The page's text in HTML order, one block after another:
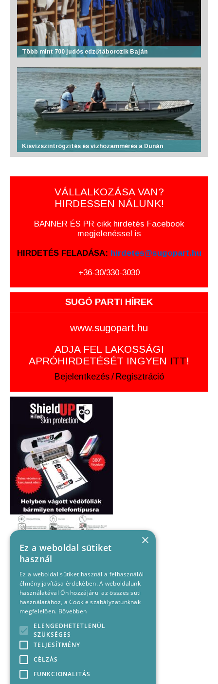
Több mint 700 judós edzőtáborozik Baján
Kisvízszintrögzítés és vízhozammérés a Dunán
VÁLLALKOZÁSA VAN?
HIRDESSEN NÁLUNK!
BANNER ÉS PR cikk hirdetés Facebook
megjelenéssel is
HIRDETÉS FELADÁSA: hirdetes@sugopart.hu
+36-30/330-3030
SUGÓ PARTI HÍREK
www.sugopart.hu
ADJA FEL LAKOSSÁGI
APRÓHIRDETÉSÉT INGYEN ITT!
Bejelentkezés / Regisztráció
×
Ez a weboldal sütiket
használ
Ez a weboldal sütiket használ a felhasználói
élmény javítása érdekében. A weboldalunk
használatával Ön hozzájárul az összes süti
használatához, a Cookie szabályzatunknak
megfelelően. Bővebben
ELENGEDHETETLENÜL
SZÜKSÉGES
TELJESÍTMÉNY
CÉLZÁS
FUNKCIONALITÁS